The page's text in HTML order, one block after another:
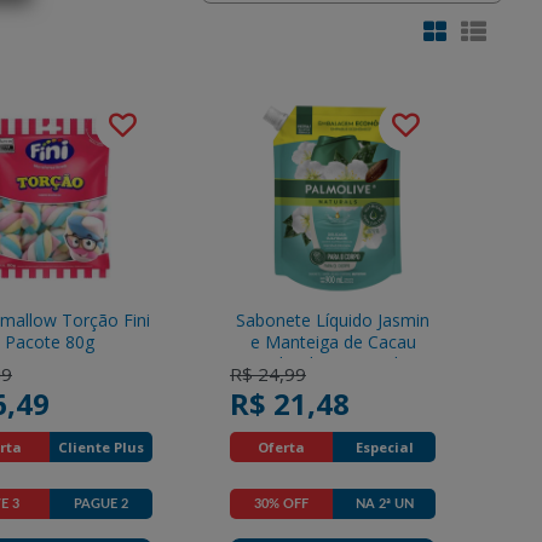
Torção Fini
Pacote 80g
from
to
Cliente Plus
Promotions
3 PAGUE 2
Sabonete Líquido Jasmin
e Manteiga de Cacau
Palmolive Naturals
Suavidade Delicada Sachê
900ml Refil Econômico
Price reduced from
R$ 24,99to
R$ 21,48
Oferta Especial
Promotions
30% OFF NA 2ª UN